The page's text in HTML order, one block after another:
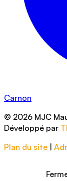
Carnon
© 2026 MJC
Développé par
Plan du site |
Fermeture